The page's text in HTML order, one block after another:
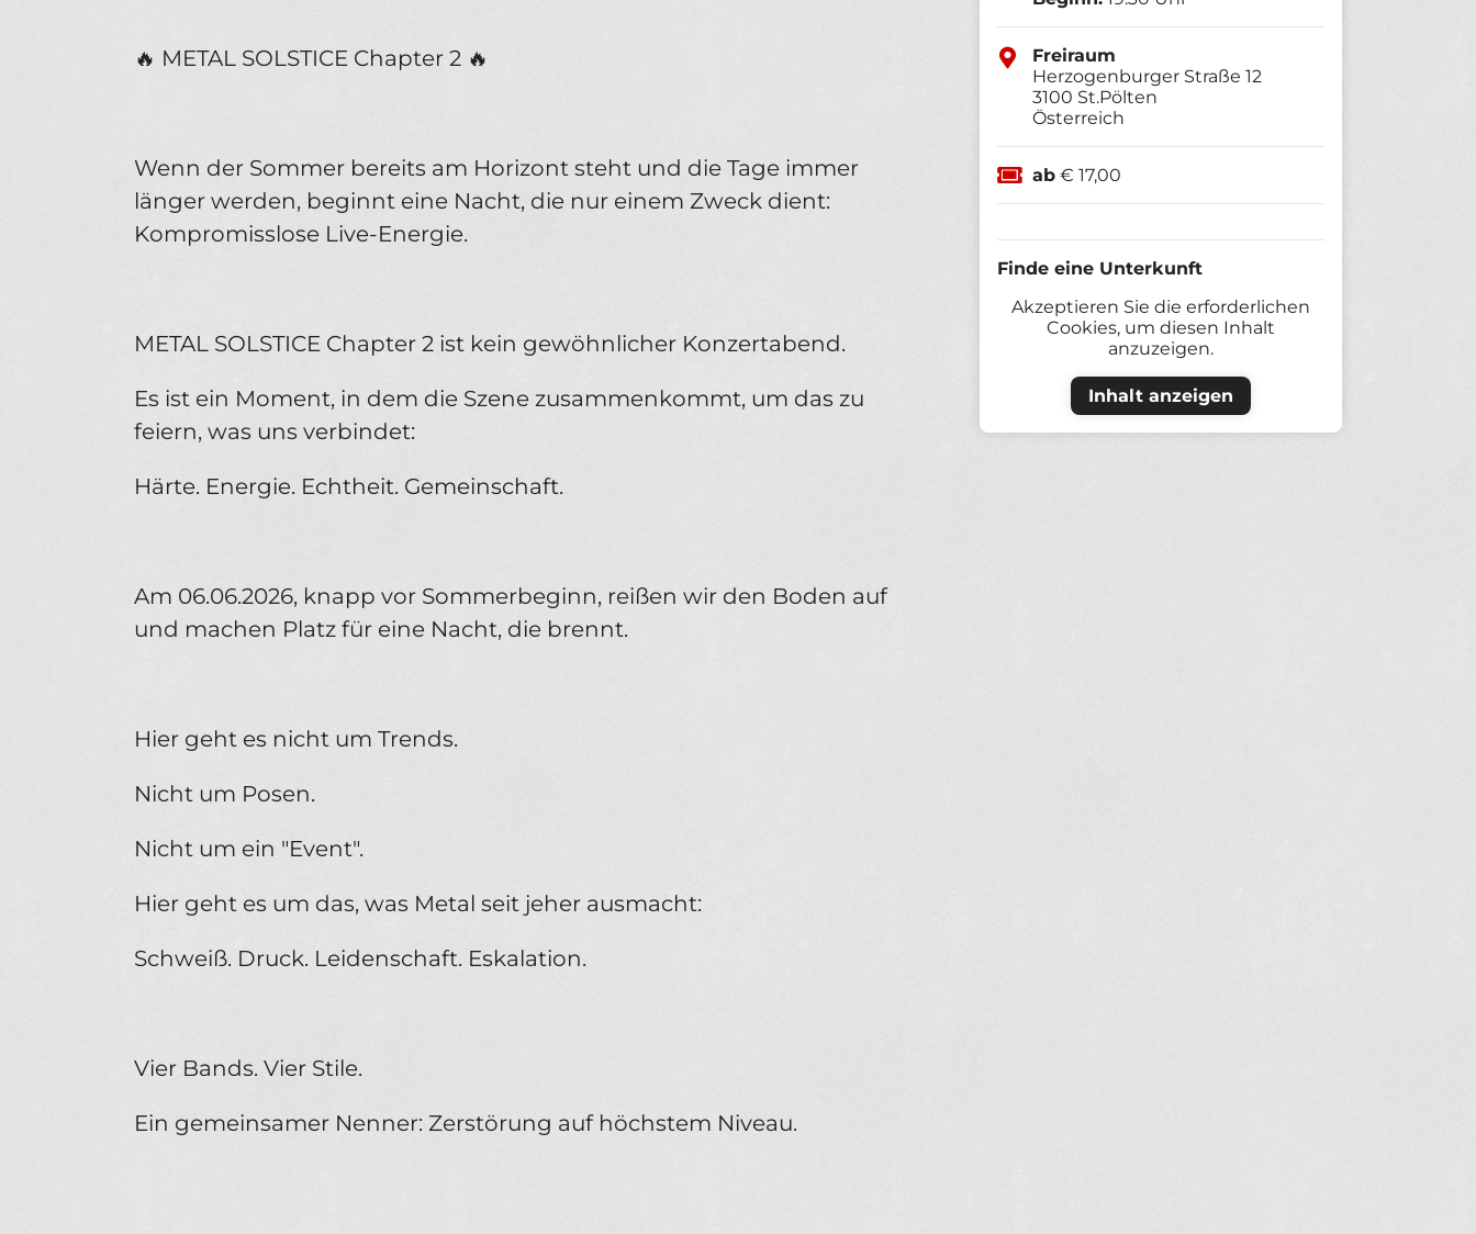
🔥 METAL SOLSTICE Chapter 2 🔥
Wenn der Sommer bereits am Horizont steht und die Tage immer
länger werden, beginnt eine Nacht, die nur einem Zweck dient:
Kompromisslose Live-Energie.
METAL SOLSTICE Chapter 2 ist kein gewöhnlicher Konzertabend.
Es ist ein Moment, in dem die Szene zusammenkommt, um das zu
feiern, was uns verbindet:
Härte. Energie. Echtheit. Gemeinschaft.
Am 06.06.2026, knapp vor Sommerbeginn, reißen wir den Boden auf
und machen Platz für eine Nacht, die brennt.
Hier geht es nicht um Trends.
Nicht um Posen.
Nicht um ein "Event".
Hier geht es um das, was Metal seit jeher ausmacht:
Schweiß. Druck. Leidenschaft. Eskalation.
Vier Bands. Vier Stile.
Ein gemeinsamer Nenner: Zerstörung auf höchstem Niveau.
Freiraum
Herzogenburger Straße 12
3100 St.Pölten
Österreich
ab € 17,00
Finde eine Unterkunft
Akzeptieren Sie die erforderlichen
Cookies, um diesen Inhalt
anzuzeigen.
Inhalt anzeigen